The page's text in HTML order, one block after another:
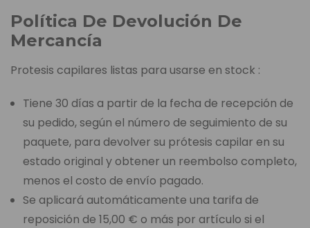
Política De Devolución De
Mercancía
Protesis capilares listas para usarse en stock :
Tiene 30 días a partir de la fecha de recepción de
su pedido, según el número de seguimiento de su
paquete, para devolver su prótesis capilar en su
estado original y obtener un reembolso completo,
menos el costo de envío pagado.
Se aplicará automáticamente una tarifa de
reposición de 15,00 € o más por artículo si el